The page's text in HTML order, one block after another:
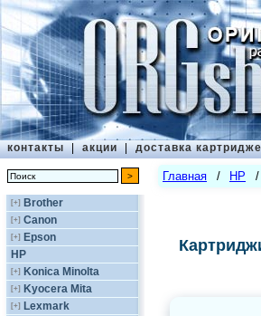
контакты | акции | доставка
[+] Brother
[+] Canon
[+] Epson
HP
[+] Konica Minolta
[+] Kyocera Mita
[+] Lexmark
Главная / HP /